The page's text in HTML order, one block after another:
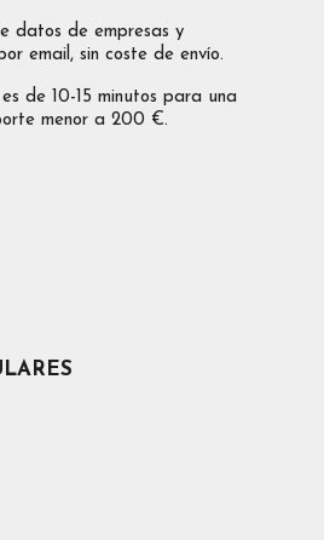
datos de empresas y
email, sin coste de envío.
de 10-15 minutos para una
menor a 200 €.